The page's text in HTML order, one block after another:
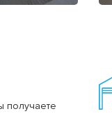
получаете